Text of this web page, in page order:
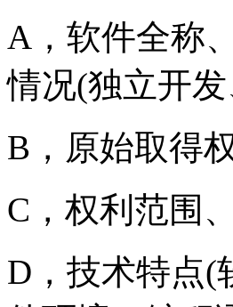
A，软件全称
情况(独立开
B，原始取得
C，权利范围
D，技术特点(